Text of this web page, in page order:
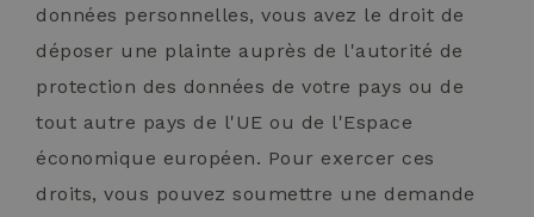
données personnelles, vous avez le droit de
déposer une plainte auprès de l'autorité de
protection des données de votre pays ou de
tout autre pays de l'UE ou de l'Espace
économique européen. Pour exercer ces
droits, vous pouvez soumettre une demande